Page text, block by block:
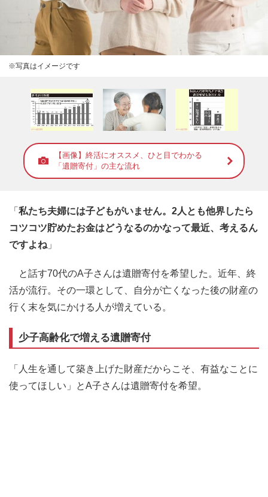
※写真はイメージです
【画像】終活にオススメ、ひと目でわかる
「遺贈寄付」の主な流れ
「 私たち夫婦には子どもがいません。2人とも他界したら
コツコツ貯めたお金はどうなるのかなって最近、考えるん
ですよね」
と話す70代のA子さんは遺贈寄付を希望した。近年、終
活が流行。その一環として、自分が亡くなった後の財産の
行く末を気にかける人が増えている。
少子高齢化で増える遺贈寄付
「人生を通して築き上げた財産だからこそ、有益なことに
使ってほしい」とA子さんは遺贈寄付を希望。